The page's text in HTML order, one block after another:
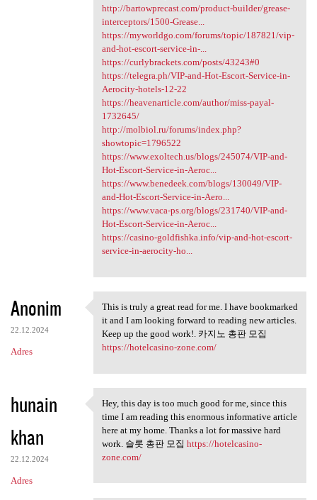
http://bartowprecast.com/product-builder/grease-
interceptors/1500-Grease...
https://myworldgo.com/forums/topic/187821/vip-
and-hot-escort-service-in-...
https://curlybrackets.com/posts/43243#0
https://telegra.ph/VIP-and-Hot-Escort-Service-in-
Aerocity-hotels-12-22
https://heavenarticle.com/author/miss-payal-
1732645/
http://molbiol.ru/forums/index.php?
showtopic=1796522
https://www.exoltech.us/blogs/245074/VIP-and-
Hot-Escort-Service-in-Aeroc...
https://www.benedeek.com/blogs/130049/VIP-
and-Hot-Escort-Service-in-Aero...
https://www.vaca-ps.org/blogs/231740/VIP-and-
Hot-Escort-Service-in-Aeroc...
https://casino-goldfishka.info/vip-and-hot-escort-
service-in-aerocity-ho...
Anonim
22.12.2024
Adres
This is truly a great read
This is truly a great read for me. I have bookmarked
it and I am looking forward to reading new articles.
Keep up the good work!. 카지노 총판 모집
https://hotelcasino-zone.com/
hunain
khan
22.12.2024
Adres
Hey, this day is too much
Hey, this day is too much good for me, since this
time I am reading this enormous informative article
here at my home. Thanks a lot for massive hard
work. 슬롯 총판 모집 https://hotelcasino-
zone.com/